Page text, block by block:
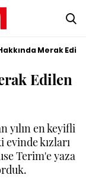
Merak
Edilen
yılın en keyifli
kızları
Terim'e yaza